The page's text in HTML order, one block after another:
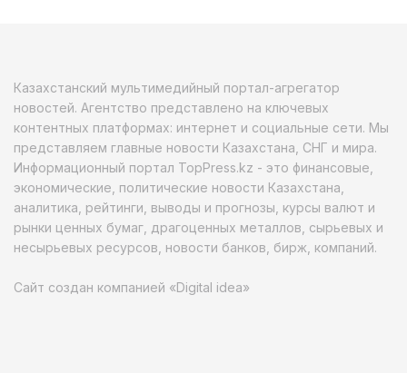
Казахстанский мультимедийный портал-агрегатор
новостей. Агентство представлено на ключевых
контентных платформах: интернет и социальные сети. Мы
представляем главные новости Казахстана, СНГ и мира.
Информационный портал TopPress.kz - это финансовые,
экономические, политические новости Казахстана,
аналитика, рейтинги, выводы и прогнозы, курсы валют и
рынки ценных бумаг, драгоценных металлов, сырьевых и
несырьевых ресурсов, новости банков, бирж, компаний.
Сайт создан компанией «Digital idea»